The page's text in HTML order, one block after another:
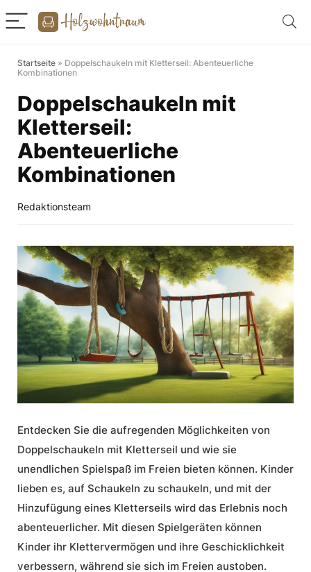
Startseite » Doppelschaukeln mit Kletterseil: Abenteuerliche
Kombinationen
Doppelschaukeln mit
Kletterseil:
Abenteuerliche
Kombinationen
Redaktionsteam
Entdecken Sie die aufregenden Möglichkeiten von
Doppelschaukeln mit Kletterseil und wie sie
unendlichen Spielspaß im Freien bieten können. Kinder
lieben es, auf Schaukeln zu schaukeln, und mit der
Hinzufügung eines Kletterseils wird das Erlebnis noch
abenteuerlicher. Mit diesen Spielgeräten können
Kinder ihr Klettervermögen und ihre Geschicklichkeit
verbessern, während sie sich im Freien austoben.